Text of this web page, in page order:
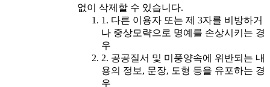
없이 삭제할 수 있습니다.
1. 다른 이용자 또는 제 3자를 비방하거
나 중상모략으로 명예를 손상시키는 경
우
2. 공공질서 및 미풍양속에 위반되는 내
용의 정보, 문장, 도형 등을 유포하는 경
우